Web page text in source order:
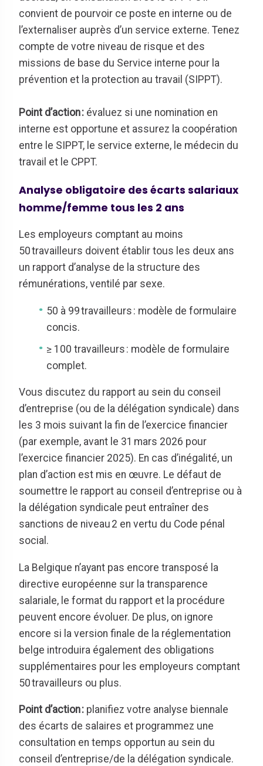
convient de pourvoir ce poste en interne ou de
l’externaliser auprès d’un service externe. Tenez
compte de votre niveau de risque et des
missions de base du Service interne pour la
prévention et la protection au travail (SIPPT).
Point d’action: évaluez si une nomination en
interne est opportune et assurez la coopération
entre le SIPPT, le service externe, le médecin du
travail et le CPPT.
Analyse obligatoire des écarts salariaux
homme/femme tous les 2 ans
Les employeurs comptant au moins
50 travailleurs doivent établir tous les deux ans
un rapport d’analyse de la structure des
rémunérations, ventilé par sexe.
50 à 99 travailleurs : modèle de formulaire
concis.
≥ 100 travailleurs : modèle de formulaire
complet.
Vous discutez du rapport au sein du conseil
d’entreprise (ou de la délégation syndicale) dans
les 3 mois suivant la fin de l’exercice financier
(par exemple, avant le 31 mars 2026 pour
l’exercice financier 2025). En cas d’inégalité, un
plan d’action est mis en œuvre. Le défaut de
soumettre le rapport au conseil d’entreprise ou à
la délégation syndicale peut entraîner des
sanctions de niveau 2 en vertu du Code pénal
social .
La Belgique n’ayant pas encore transposé la
directive européenne sur la transparence
salariale, le format du rapport et la procédure
peuvent encore évoluer. De plus, on ignore
encore si la version finale de la réglementation
belge introduira également des obligations
supplémentaires pour les employeurs comptant
50 travailleurs ou plus.
Point d’action: planifiez votre analyse biennale
des écarts de salaires et programmez une
consultation en temps opportun au sein du
conseil d’entreprise/de la délégation syndicale.